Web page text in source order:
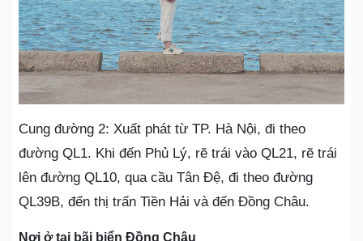
Cung đường 2: Xuất phát từ TP. Hà Nội, đi theo
đường QL1. Khi đến Phủ Lý, rẽ trái vào QL21, rẽ trái
lên đường QL10, qua cầu Tân Đệ, đi theo đường
QL39B, đến thị trấn Tiền Hải và đến Đồng Châu.
Nơi ở tại bãi biển Đồng Châu